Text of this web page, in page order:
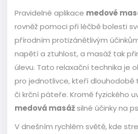
Pravidelné aplikace medové
rovněž pomoci při léčbě bolesti
přírodním protizánětlivým
napětí a ztuhlost, a masáž tak
úlevu. Tato relaxační technika je
pro jednotlivce, kteří dlouhodobě
či krční páteře. Kromě fyzického
medová masážsilné účinky na
V dnešním rychlém světě, kde